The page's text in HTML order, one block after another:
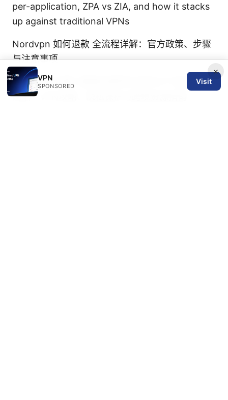
per-application, ZPA vs ZIA, and how it stacks
up against traditional VPNs
Nordvpn 如何退款 全流程详解：官方政策、步骤
与注意事项
【2025年必看】翻墙后推荐访问的10个优质海外
网站 - VPN攻略、隐私保护与跨境资源指南
×
VPN
SPONSORED
Visit